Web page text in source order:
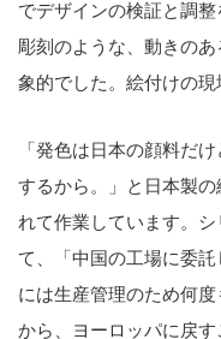
でデザインの検証と調
彫刻のような、動きの
象的でした。絵付けの現
「発色は日本の顔料だ
するから。」と日本製
れて作業しています。
て、「中国の工場に委
には生産管理のため何
から、ヨーロッパに戻